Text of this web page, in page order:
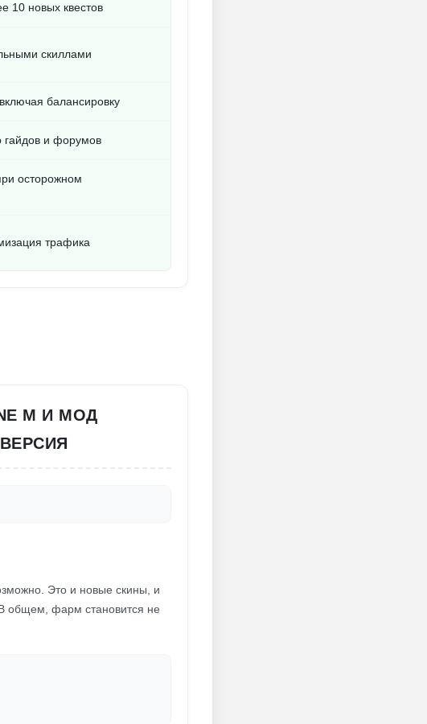
10 новых квестов
скиллами
балансировку
гайдов и форумов
осторожном
трафика
M И МОД
Это и новые скины, и
общем, фарм становится не